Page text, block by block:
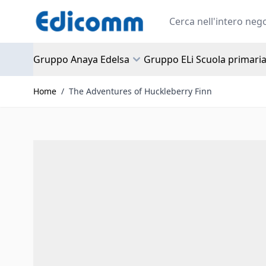
Search
Gruppo Anaya Edelsa Gruppo ELi Scuola primaria
Home / The Adventures of Huckleberry Finn